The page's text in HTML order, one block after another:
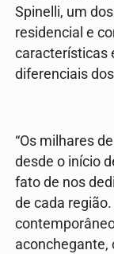
Spinelli, um
residencial e
características
diferenciais
“Os milhares
desde o início
fato de nos
de cada
aconchegante,